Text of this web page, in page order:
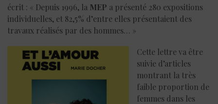
écrit : « Depuis 1996, la MEP a présenté 280 expositions
individuelles, et 82,5% d’entre elles présentaient des
travaux réalisés par des hommes… »
Cette lettre va être
suivie d’articles
montrant la très
faible proportion de
femmes dans les